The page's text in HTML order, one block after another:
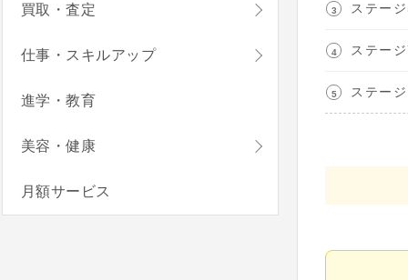
ステー
ステー
ステー
買取・査定
仕事・スキルアップ
進学・教育
美容・健康
月額サービス